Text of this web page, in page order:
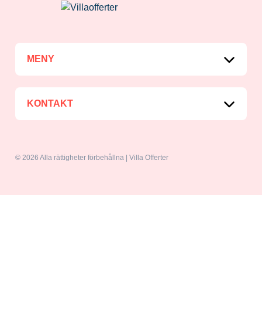
MENY
KONTAKT
© 2026 Alla rättigheter förbehållna | Villa Offerter